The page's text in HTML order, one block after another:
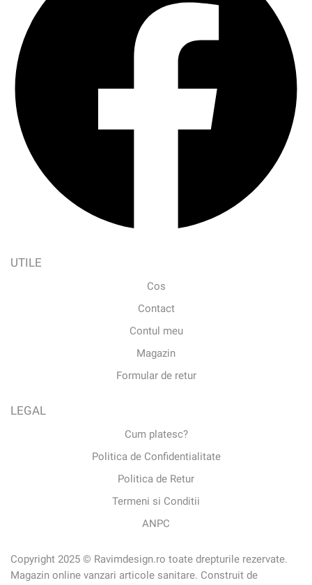
UTILE
Cos
Contact
Contul meu
Magazin
Formular de retur
LEGAL
Cum platesc?
Politica de Confidentialitate
Politica de Retur
Termeni si Conditii
ANPC
Copyright 2025 © Ravimdesign.ro toate drepturile rezervate.
Magazin online vanzari articole sanitare. Construit de